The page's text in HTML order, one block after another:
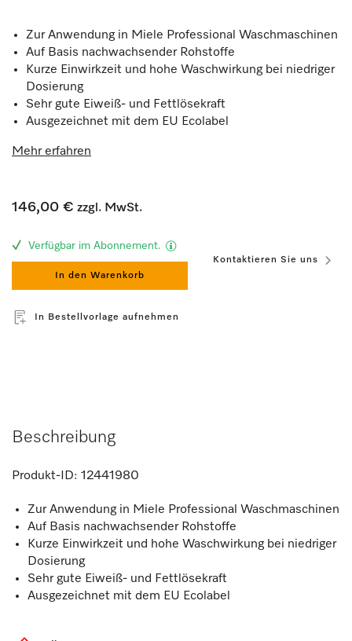
Zur Anwendung in Miele Professional Waschmaschinen
Auf Basis nachwachsender Rohstoffe
Kurze Einwirkzeit und hohe Waschwirkung bei niedriger
Dosierung
Sehr gute Eiweiß- und Fettlösekraft
Ausgezeichnet mit dem EU Ecolabel
Mehr erfahren
146,00 € zzgl. MwSt.
Verfügbar im Abonnement.
In den Warenkorb
Kontaktieren Sie uns
In Bestellvorlage aufnehmen
Beschreibung
Produkt-ID: 12441980
Zur Anwendung in Miele Professional Waschmaschinen
Auf Basis nachwachsender Rohstoffe
Kurze Einwirkzeit und hohe Waschwirkung bei niedriger
Dosierung
Sehr gute Eiweiß- und Fettlösekraft
Ausgezeichnet mit dem EU Ecolabel